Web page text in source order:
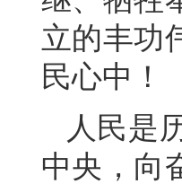
立的丰功
民心中！
人民是
中央，向